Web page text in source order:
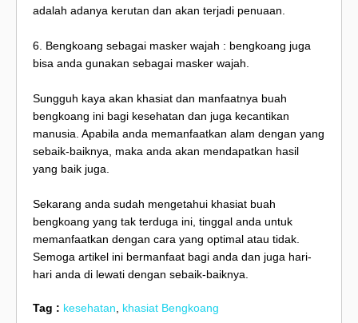
adalah adanya kerutan dan akan terjadi penuaan.
6. Bengkoang sebagai masker wajah : bengkoang juga
bisa anda gunakan sebagai masker wajah.
Sungguh kaya akan khasiat dan manfaatnya buah
bengkoang ini bagi kesehatan dan juga kecantikan
manusia. Apabila anda memanfaatkan alam dengan yang
sebaik-baiknya, maka anda akan mendapatkan hasil
yang baik juga.
Sekarang anda sudah mengetahui khasiat buah
bengkoang yang tak terduga ini, tinggal anda untuk
memanfaatkan dengan cara yang optimal atau tidak.
Semoga artikel ini bermanfaat bagi anda dan juga hari-
hari anda di lewati dengan sebaik-baiknya.
Tag : kesehatan khasiat Bengkoang